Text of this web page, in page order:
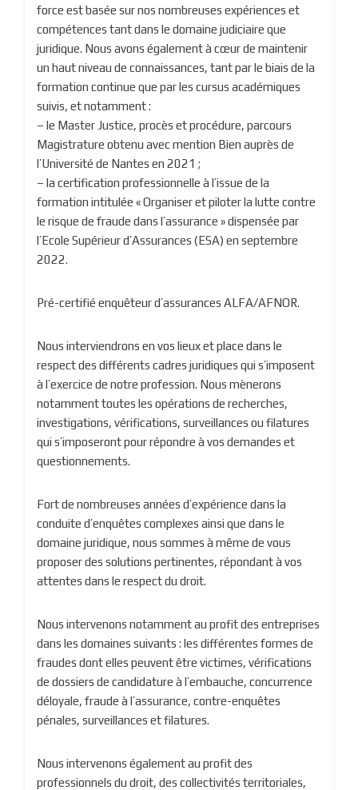
force est basée sur nos nombreuses expériences et
compétences tant dans le domaine judiciaire que
juridique. Nous avons également à cœur de maintenir
un haut niveau de connaissances, tant par le biais de la
formation continue que par les cursus académiques
suivis, et notamment :
– le Master Justice, procès et procédure, parcours
Magistrature obtenu avec mention Bien auprès de
l’Université de Nantes en 2021 ;
– la certification professionnelle à l’issue de la
formation intitulée « Organiser et piloter la lutte contre
le risque de fraude dans l’assurance » dispensée par
l’Ecole Supérieur d’Assurances (ESA) en septembre
2022.
Pré-certifié enquêteur d’assurances ALFA/AFNOR.
Nous interviendrons en vos lieux et place dans le
respect des différents cadres juridiques qui s’imposent
à l’exercice de notre profession. Nous mènerons
notamment toutes les opérations de recherches,
investigations, vérifications, surveillances ou filatures
qui s’imposeront pour répondre à vos demandes et
questionnements.
Fort de nombreuses années d’expérience dans la
conduite d’enquêtes complexes ainsi que dans le
domaine juridique, nous sommes à même de vous
proposer des solutions pertinentes, répondant à vos
attentes dans le respect du droit.
Nous intervenons notamment au profit des entreprises
dans les domaines suivants : les différentes formes de
fraudes dont elles peuvent être victimes, vérifications
de dossiers de candidature à l’embauche, concurrence
déloyale, fraude à l’assurance, contre-enquêtes
pénales, surveillances et filatures.
Nous intervenons également au profit des
professionnels du droit, des collectivités territoriales,